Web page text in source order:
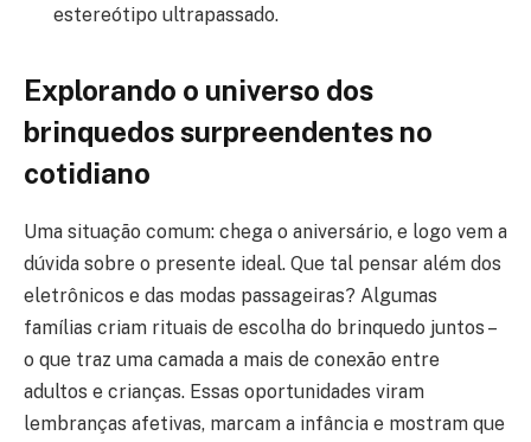
estereótipo ultrapassado.
Explorando o universo dos
brinquedos surpreendentes no
cotidiano
Uma situação comum: chega o aniversário, e logo vem a
dúvida sobre o presente ideal. Que tal pensar além dos
eletrônicos e das modas passageiras? Algumas
famílias criam rituais de escolha do brinquedo juntos –
o que traz uma camada a mais de conexão entre
adultos e crianças. Essas oportunidades viram
lembranças afetivas, marcam a infância e mostram que